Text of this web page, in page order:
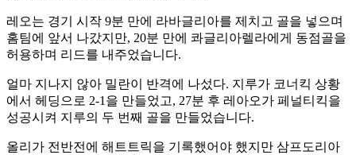
레오는 경기 시작 9분 만에 라바글리아를 제치고 골을 넣으며
홈팀에 앞서 나갔지만, 20분 만에 콰글리아렐라에게 동점골을
허용하며 리드를 내주었습니다.
얼마 지나지 않아 밀란이 반격에 나섰다. 지루가 코너킥 상황
에서 헤딩으로 2-1을 만들었고, 27분 후 레아오가 페널티킥을
성공시켜 지루의 두 번째 골을 만들었습니다.
올리가 전반전에 해트트릭을 기록했어야 했지만 삼프도리아